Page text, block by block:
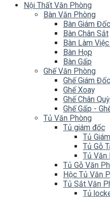
Nội Thất Văn Phòng
Bàn Văn Phòng
Bàn Giám Đốc
Bàn Chân Sắt
Bàn Làm
Bàn Họp
Bàn Gấp
Ghế Văn Phòng
Ghế Giám
Ghế Xoay
Ghế Chân Quỳ
Ghế Gấp -
Tủ Văn Phòng
Tủ giám đốc
Tủ
Tủ Gỗ
Tủ Văn
Tủ Gỗ Văn
Hộc Tủ Văn
Tủ Sắt Văn
Tủ